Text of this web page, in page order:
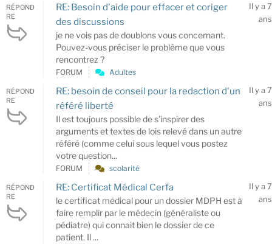
RÉPOND
RE
RE: Besoin d'aide pour effacer et coriger
des discussions
je ne vois pas de doublons vous concernant.
Pouvez-vous préciser le problème que vous
rencontrez ?
Il y a 7
ans
FORUM Adultes
RÉPOND
RE
RE: besoin de conseil pour la redaction d'un
référé liberté
Il est toujours possible de s'inspirer des
arguments et textes de lois relevé dans un autre
référé (comme celui sous lequel vous postez
votre question...
Il y a 7
ans
FORUM scolarité
RÉPOND
RE
RE: Certificat Médical Cerfa
le certificat médical pour un dossier MDPH est à
faire remplir par le médecin (généraliste ou
pédiatre) qui connait bien le dossier de ce
patient. Il ...
Il y a 7
ans